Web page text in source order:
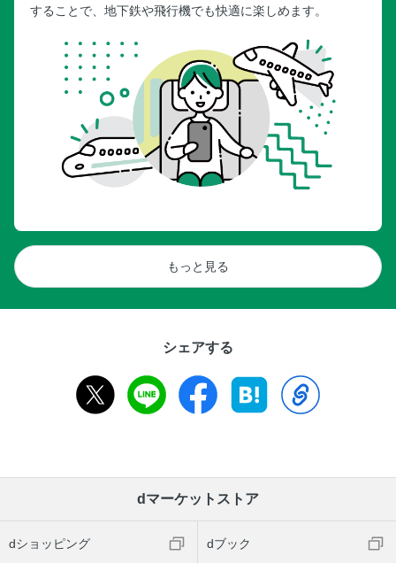
することで、地下鉄や飛行機でも快適に楽しめます。
もっと見る
シェアする
dマーケットストア
dショッピング dブック